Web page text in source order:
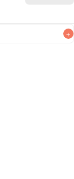
+
お早めにお召